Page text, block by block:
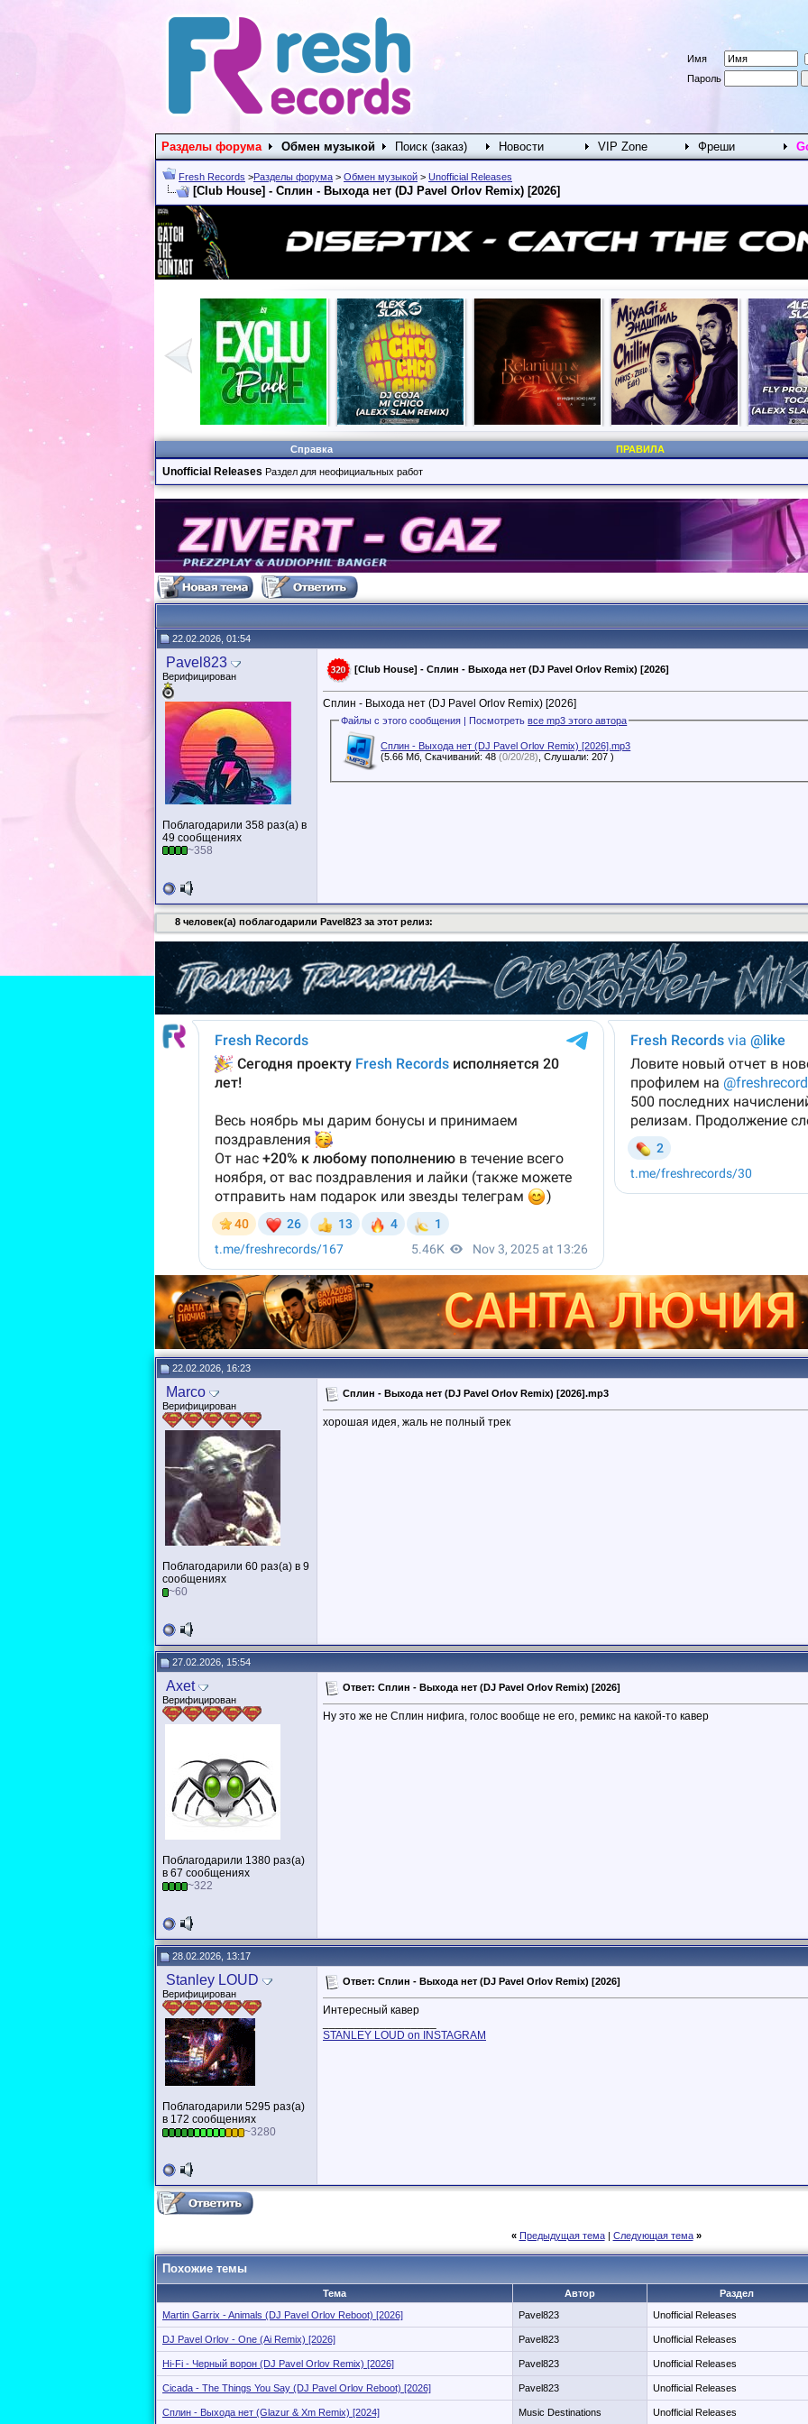
Имя
Пароль
Разделы форума Обмен музыкой Поиск (заказ) Новости VIP Zone Фреши
Fresh Records >Разделы форума > Обмен музыкой > Unofficial Releases
[Club House] - Сплин - Выхода нет (DJ Pavel Orlov Remix) [2026]
Справка ПРАВИЛА
Unofficial Releases Раздел для неофициальных работ
22.02.2026, 01:54
Pavel823
Верифицирован
Поблагодарили 358 раз(а) в
49 сообщениях
~358
[Club House] - Сплин - Выхода нет (DJ Pavel Orlov Remix) [2026]
Сплин - Выхода нет (DJ Pavel Orlov Remix) [2026]
Файлы с этого сообщения | Посмотретьвсе mp3 этого автора
Сплин - Выхода нет (DJ Pavel Orlov Remix) [2026].mp3
(5.66 Мб, Скачиваний: 48(0/20/28) , Слушали: 207 )
8 человек(а) поблагодарили Pavel823 за этот релиз:
22.02.2026, 16:23
Marco
Верифицирован
Поблагодарили 60 раз(а) в 9
сообщениях
~60
Сплин - Выхода нет (DJ Pavel Orlov Remix) [2026].mp3
хорошая идея, жаль не полный трек
27.02.2026, 15:54
Axet
Верифицирован
Поблагодарили 1380 раз(а)
в 67 сообщениях
~322
Ответ: Сплин - Выхода нет (DJ Pavel Orlov Remix) [2026]
Ну это же не Сплин нифига, голос вообще не его, ремикс на какой-то кавер
28.02.2026, 13:17
Stanley LOUD
Верифицирован
Поблагодарили 5295 раз(а)
в 172 сообщениях
~3280
Ответ: Сплин - Выхода нет (DJ Pavel Orlov Remix) [2026]
Интересный кавер
STANLEY LOUD on INSTAGRAM
« Предыдущая тема| Следующая тема »
Похожие темы
Тема Автор
Раздел
Martin Garrix - Animals (DJ Pavel Orlov Reboot) [2026]
Pavel823 Unofficial Releases
DJ Pavel Orlov - One (Ai Remix) [2026] Pavel823 Unofficial Releases
Hi-Fi - Черный ворон (DJ Pavel Orlov Remix) [2026] Pavel823 Unofficial Releases
Cicada - The Things You Say (DJ Pavel Orlov Reboot) [2026] Pavel823 Unofficial Releases
Сплин - Выхода нет (Glazur & Xm Remix) [2024] Music Destinations Unofficial Releases